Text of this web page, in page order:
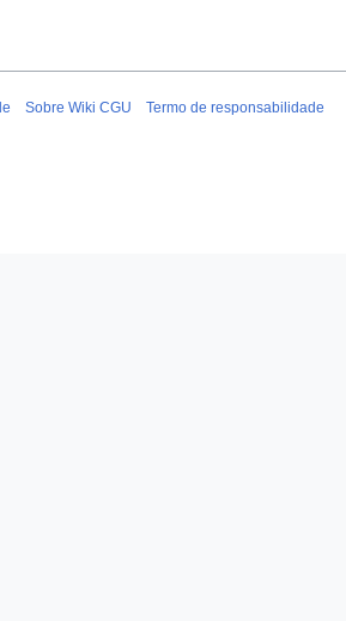
Sobre Wiki CGU Termo de responsabilidade